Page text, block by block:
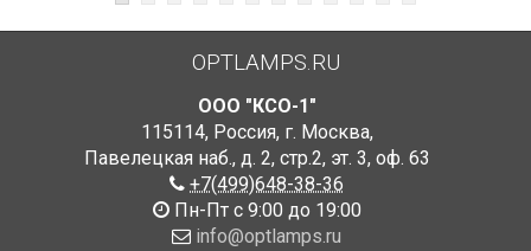
OPTLAMPS.RU
ООО "КСО-1"
115114, Россия, г. Москва,
Павелецкая наб., д. 2, стр.2, эт. 3, оф. 63
+7(499)648-38-36
Пн-Пт с 9:00 до 19:00
info@optlamps.ru